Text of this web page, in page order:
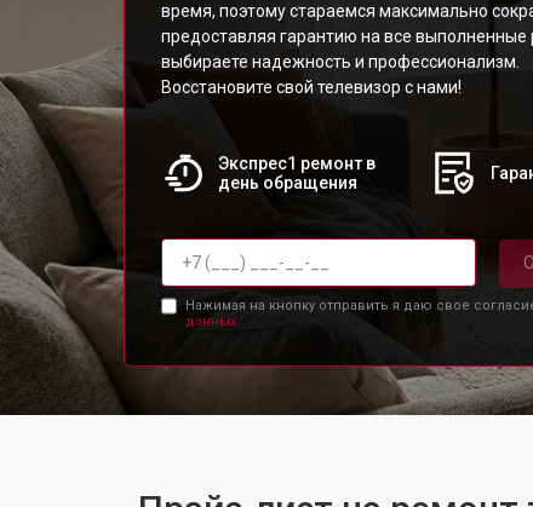
время, поэтому стараемся максимально
предоставляя гарантию на все
выбираете надежность и профессионализм.
Восстановите свой телевизор с нами!
Экспрес1 ремонт в
день обращения
Нажимая на кнопку отправить я даю свое
данных.